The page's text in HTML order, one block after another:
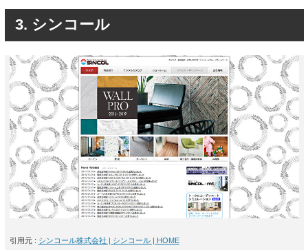
3. シンコール
引用元 : シンコール株式会社 | シンコール | HOME